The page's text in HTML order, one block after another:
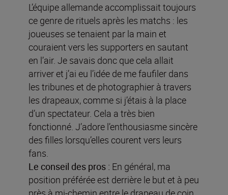
L’équipe allemande accomplissait toujours
ce genre de rituels après les matchs : les
joueuses se tenaient par la main et
couraient vers les supporters en sautant
en l’air. Je savais donc que cela allait
arriver et j’ai eu l’idée de me faufiler dans
les tribunes et de photographier à travers
les drapeaux, comme si j’étais à la place
d’un spectateur. Cela a très bien
fonctionné. J’adore l’enthousiasme sincère
des filles lorsqu’elles courent vers leurs
fans.
Le conseil des pros : En général, ma
position préférée est derrière le but et à peu